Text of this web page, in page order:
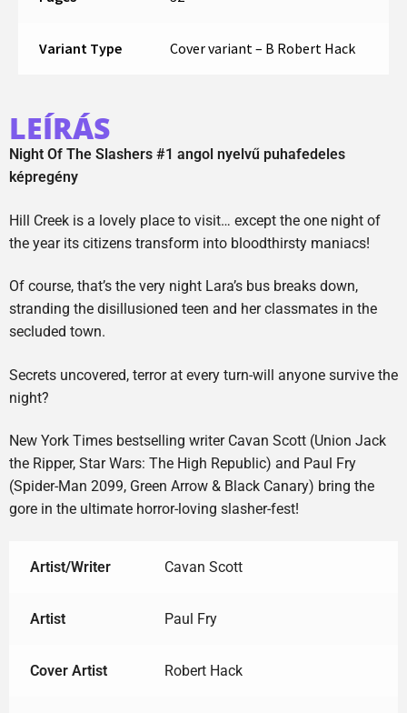
Variant Type Cover variant – B Robert Hack
LEÍRÁS
Night Of The Slashers #1 angol nyelvű puhafedeles
képregény
Hill Creek is a lovely place to visit… except the one night of
the year its citizens transform into bloodthirsty maniacs!
Of course, that’s the very night Lara’s bus breaks down,
stranding the disillusioned teen and her classmates in the
secluded town.
Secrets uncovered, terror at every turn-will anyone survive the
night?
New York Times bestselling writer Cavan Scott (Union Jack
the Ripper, Star Wars: The High Republic) and Paul Fry
(Spider-Man 2099, Green Arrow & Black Canary) bring the
gore in the ultimate horror-loving slasher-fest!
Artist/Writer Cavan Scott
Artist Paul Fry
Cover Artist Robert Hack